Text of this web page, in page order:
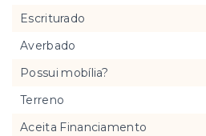
Escriturado
Averbado
Possui mobília?
Terreno
Aceita Financiamento